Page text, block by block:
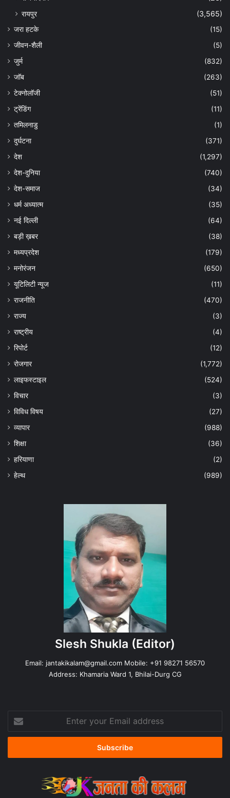
रायपुर
(3,565)
जरा हटके
(15)
जीवन-शैली
(5)
जुर्म
(832)
जॉब
(263)
टेक्नोलॉजी
(51)
ट्रेंडिंग
(11)
तमिलनाडु
(1)
दुर्घटना
(371)
देश
(1,297)
देश-दुनिया
(740)
देश-समाज
(34)
धर्म अध्यात्म
(35)
नई दिल्ली
(64)
बड़ी ख़बर
(38)
मध्यप्रदेश
(179)
मनोरंजन
(650)
यूटिलिटी न्यूज
(11)
राजनीति
(470)
राज्य
(3)
राष्ट्रीय
(4)
रिपोर्ट
(12)
रोजगार
(1,772)
लाइफस्टाइल
(524)
विचार
(3)
विविध विषय
(27)
व्यापार
(988)
शिक्षा
(36)
हरियाणा
(2)
हेल्‍थ
(989)
Slesh Shukla (Editor)
Email: jantakikalam@gmail.com Mobile: +91 98271 56570
Address: Khamaria Ward 1, Bhilai-Durg CG
your
Email